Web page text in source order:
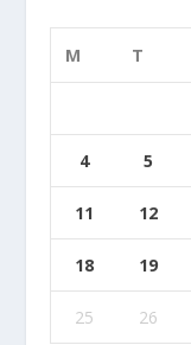
M T
4 5
11 12
18 19
25 26